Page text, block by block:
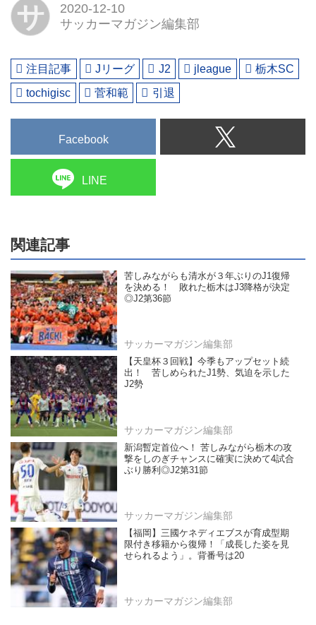
サ
2020-12-10
サッカーマガジン編集部
注目記事 Jリーグ J2 jleague
栃木SC
tochigisc
菅和範 引退
Facebook
LINE
関連記事
苦しみながらも清水が３年ぶりのJ1復帰
を決める！ 敗れた栃木はJ3降格が決定
◎J2第36節
サッカーマガジン編集部
【天皇杯３回戦】今季もアップセット続
出！ 苦しめられたJ1勢、気迫を示した
J2勢
サッカーマガジン編集部
新潟暫定首位へ！ 苦しみながら栃木の攻
撃をしのぎチャンスに確実に決めて4試合
ぶり勝利◎J2第31節
サッカーマガジン編集部
【福岡】三國ケネディエブスが育成型期
限付き移籍から復帰！「成長した姿を見
せられるよう」。背番号は20
サッカーマガジン編集部